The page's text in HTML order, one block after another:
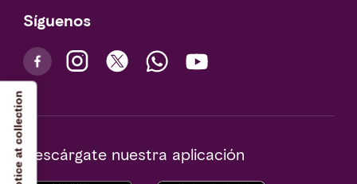
Síguenos
Descárgate nuestra aplicación
Notice at collection